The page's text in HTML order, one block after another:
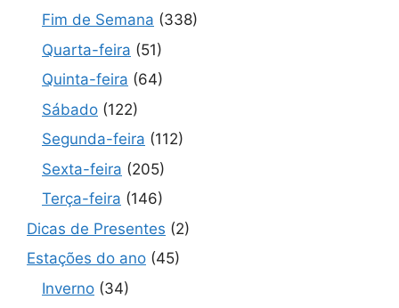
Fim de Semana (338)
Quarta-feira (51)
Quinta-feira (64)
Sábado (122)
Segunda-feira (112)
Sexta-feira (205)
Terça-feira (146)
Dicas de Presentes (2)
Estações do ano (45)
Inverno (34)